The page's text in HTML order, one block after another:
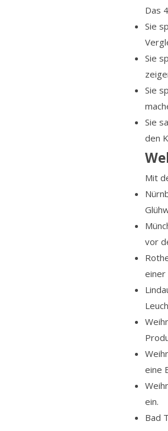
Das
Sie
Sie
Sie
Sie
den
Mit
vor
einer
eine
ein.
Bad